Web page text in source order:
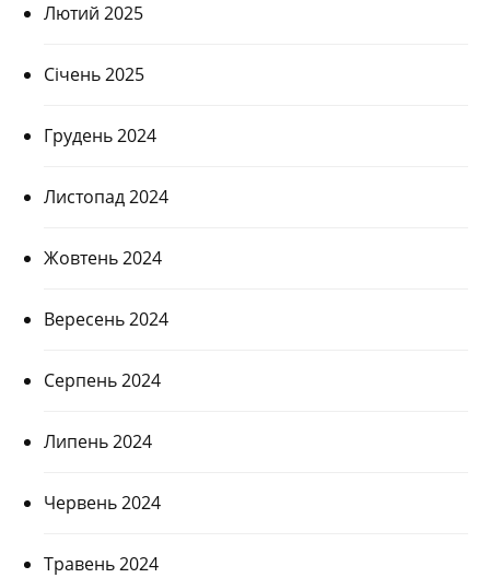
Лютий 2025
Січень 2025
Грудень 2024
Листопад 2024
Жовтень 2024
Вересень 2024
Серпень 2024
Липень 2024
Червень 2024
Травень 2024